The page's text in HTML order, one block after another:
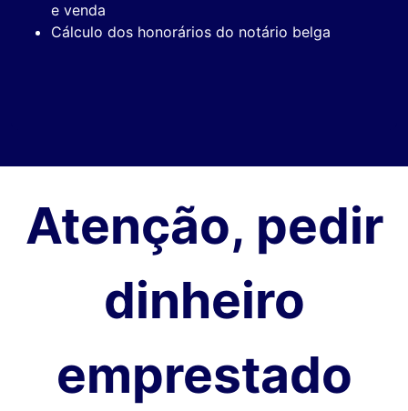
e venda
Cálculo dos honorários do notário belga
Atenção, pedir
dinheiro
emprestado